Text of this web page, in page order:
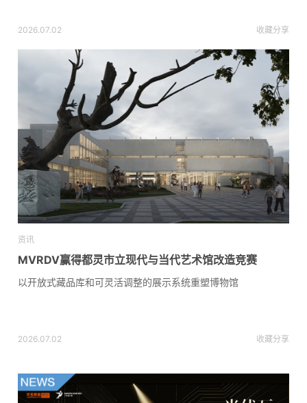
2026.07.02 收藏分享
资讯
MVRDV赢得都灵市立现代与当代艺术馆改造竞赛
以开放式藏品库和可灵活调整的展示系统重塑博物馆
2026.07.02 收藏分享